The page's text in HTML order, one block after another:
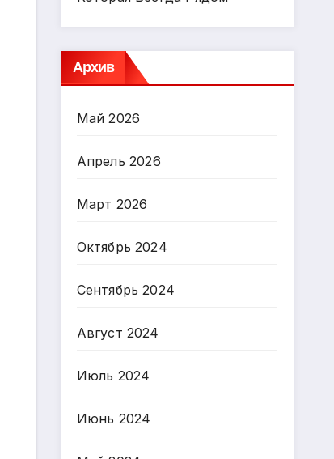
Архив
Май 2026
Апрель 2026
Март 2026
Октябрь 2024
Сентябрь 2024
Август 2024
Июль 2024
Июнь 2024